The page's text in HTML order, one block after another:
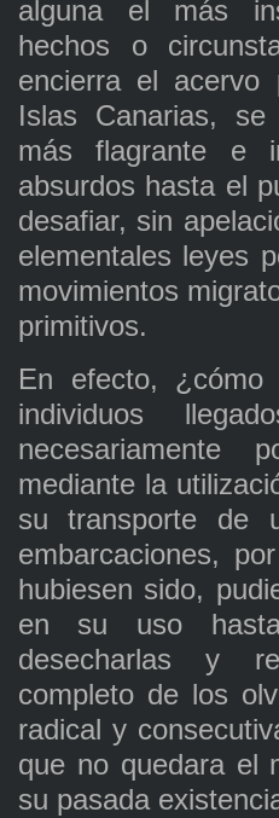
alguna el más
hechos o
encierra el acervo
Islas Canarias,
más flagrante e
absurdos hasta el
desafiar, sin
elementales leyes
movimientos
primitivos.
En efecto, ¿cómo
individuos
necesariamente
mediante la
su transporte de
embarcaciones,
hubiesen sido,
en su uso
desecharlas y
completo de los
radical y
que no quedara el
su pasada